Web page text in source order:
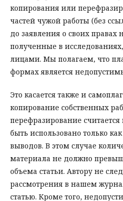
копирования или
частей чужой работы (без
до заявления о своих правах
полученные в
лицами. Мы полагаем, что
формах является
Это касается также и
копирование собственных
перефразирование
быть использовано только
выводов. В этом случае
материала не должно
объема статьи. Автору не
рассмотрения в нашем
статью. Кроме того,